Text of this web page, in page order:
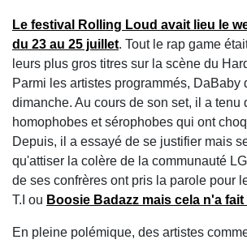
Le festival Rolling Loud avait lieu le
du 23 au 25 juillet. Tout le rap game
leurs plus gros titres sur la scène du
Parmi les artistes programmés, DaBaby
dimanche. Au cours de son set, il a tenu
homophobes et sérophobes qui ont
Depuis, il a essayé de se justifier mais
qu'attiser la colère de la communauté
de ses confrères ont pris la parole pour
T.I ou Boosie Badazz mais cela n'a
En pleine polémique, des artistes